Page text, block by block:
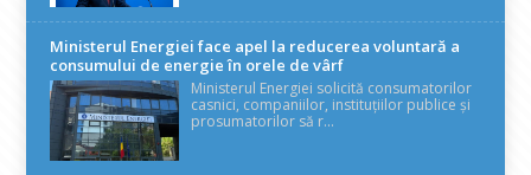
Ministerul Energiei face apel la reducerea voluntară a
consumului de energie în orele de vârf
Ministerul Energiei solicită consumatorilor
casnici, companiilor, instituțiilor publice și
prosumatorilor să r...